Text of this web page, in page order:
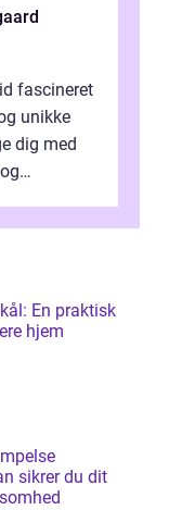
fascineret
unikke
dig med
En praktisk
hjem
sikrer du dit